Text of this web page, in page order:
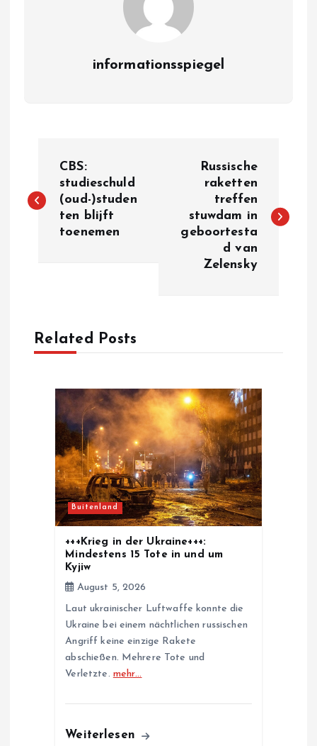
informationsspiegel
o
a
v
CBS:
studieschuld
(oud-)studen
ten blijft
toenemen
Russische
raketten
treffen
stuwdam in
geboortesta
d van
Zelensky
Related Posts
Buitenland
+++Krieg in der Ukraine+++:
Mindestens 15 Tote in und um
Kyjiw
August 5, 2026
Laut ukrainischer Luftwaffe konnte die
Ukraine bei einem nächtlichen russischen
Angriff keine einzige Rakete
abschießen. Mehrere Tote und
Verletzte. mehr…
Weiterlesen